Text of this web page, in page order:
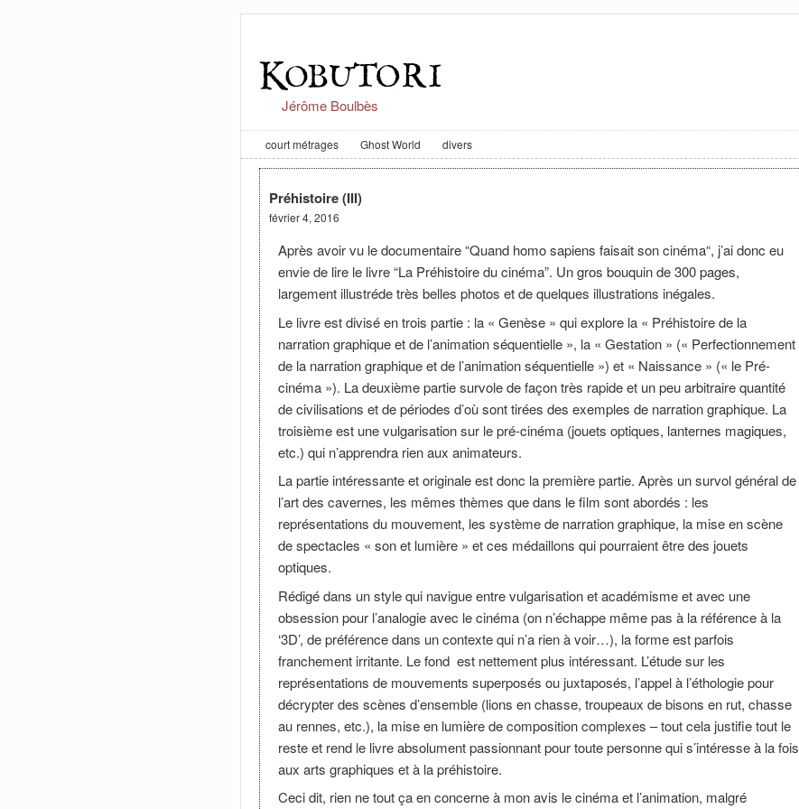
Jérôme Boulbès
court métrages Ghost World divers
Préhistoire (III)
février 4, 2016
Après avoir vu le documentaire “Quand homo sapiens faisait son cinéma“, j’ai donc eu
envie de lire le livre “La Préhistoire du cinéma”. Un gros bouquin de 300 pages,
largement illustréde très belles photos et de quelques illustrations inégales.
Le livre est divisé en trois partie : la « Genèse » qui explore la « Préhistoire de la
narration graphique et de l’animation séquentielle », la « Gestation » (« Perfectionnement
de la narration graphique et de l’animation séquentielle ») et « Naissance » (« le Pré-
cinéma »). La deuxième partie survole de façon très rapide et un peu arbitraire quantité
de civilisations et de périodes d’où sont tirées des exemples de narration graphique. La
troisième est une vulgarisation sur le pré-cinéma (jouets optiques, lanternes magiques,
etc.) qui n’apprendra rien aux animateurs.
La partie intéressante et originale est donc la première partie. Après un survol général de
l’art des cavernes, les mêmes thèmes que dans le film sont abordés : les
représentations du mouvement, les système de narration graphique, la mise en scène
de spectacles « son et lumière » et ces médaillons qui pourraient être des jouets
optiques.
Rédigé dans un style qui navigue entre vulgarisation et académisme et avec une
obsession pour l’analogie avec le cinéma (on n’échappe même pas à la référence à la
‘3D’, de préférence dans un contexte qui n’a rien à voir…), la forme est parfois
franchement irritante. Le fond est nettement plus intéressant. L’étude sur les
représentations de mouvements superposés ou juxtaposés, l’appel à l’éthologie pour
décrypter des scènes d’ensemble (lions en chasse, troupeaux de bisons en rut, chasse
au rennes, etc.), la mise en lumière de composition complexes – tout cela justifie tout le
reste et rend le livre absolument passionnant pour toute personne qui s’intéresse à la fois
aux arts graphiques et à la préhistoire.
Ceci dit, rien ne tout ça en concerne à mon avis le cinéma et l’animation, malgré